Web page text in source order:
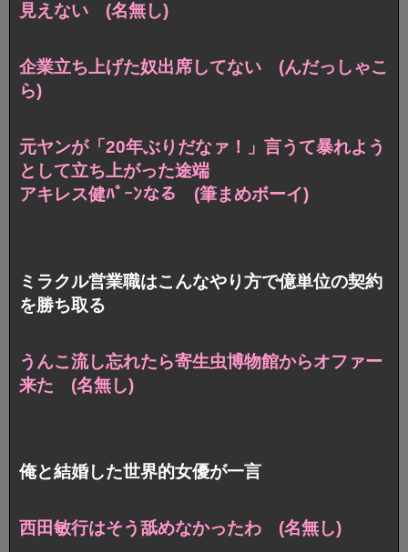
見えない (名無し)
企業立ち上げた奴出席してない (んだっしゃこ
ら)
元ヤンが「20年ぶりだなァ！」言うて暴れよう
として立ち上がった途端
アキレス健ﾊﾟｰﾝなる (筆まめボーイ)
ミラクル営業職はこんなやり方で億単位の契約
を勝ち取る
うんこ流し忘れたら寄生虫博物館からオファー
来た (名無し)
俺と結婚した世界的女優が一言
西田敏行はそう舐めなかったわ (名無し)